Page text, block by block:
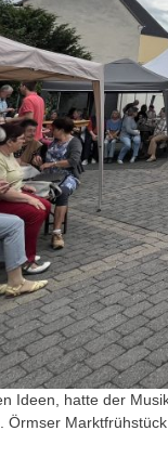
Ideen, hatte der
Örmser